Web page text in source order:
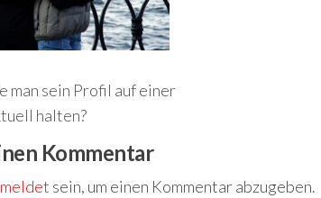
man sein Profil auf einer
halten?
Kommentar
sein, um einen Kommentar abzugeben.